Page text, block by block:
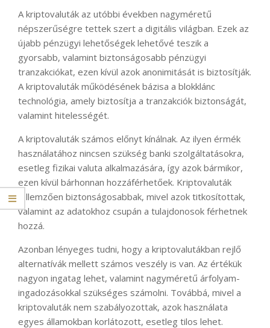
A kriptovaluták az utóbbi években nagyméretű
népszerűségre tettek szert a digitális világban. Ezek az
újabb pénzügyi lehetőségek lehetővé teszik a
gyorsabb, valamint biztonságosabb pénzügyi
tranzakciókat, ezen kívül azok anonimitását is biztosítják.
A kriptovaluták működésének bázisa a blokklánc
technológia, amely biztosítja a tranzakciók biztonságát,
valamint hitelességét.
A kriptovaluták számos előnyt kínálnak. Az ilyen érmék
használatához nincsen szükség banki szolgáltatásokra,
esetleg fizikai valuta alkalmazására, így azok bármikor,
ezen kívül bárhonnan hozzáférhetőek. Kriptovaluták
jellemzően biztonságosabbak, mivel azok titkosítottak,
valamint az adatokhoz csupán a tulajdonosok férhetnek
hozzá.
Azonban lényeges tudni, hogy a kriptovalutákban rejlő
alternatívák mellett számos veszély is van. Az értékük
nagyon ingatag lehet, valamint nagyméretű árfolyam-
ingadozásokkal szükséges számolni. Továbbá, mivel a
kriptovaluták nem szabályozottak, azok használata
egyes államokban korlátozott, esetleg tilos lehet.